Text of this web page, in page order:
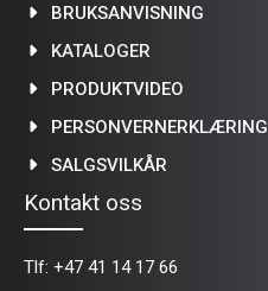
BRUKSANVISNING
KATALOGER
PRODUKTVIDEO
PERSONVERNERKLÆRING
SALGSVILKÅR
Kontakt oss
Tlf: +47 41 14 17 66